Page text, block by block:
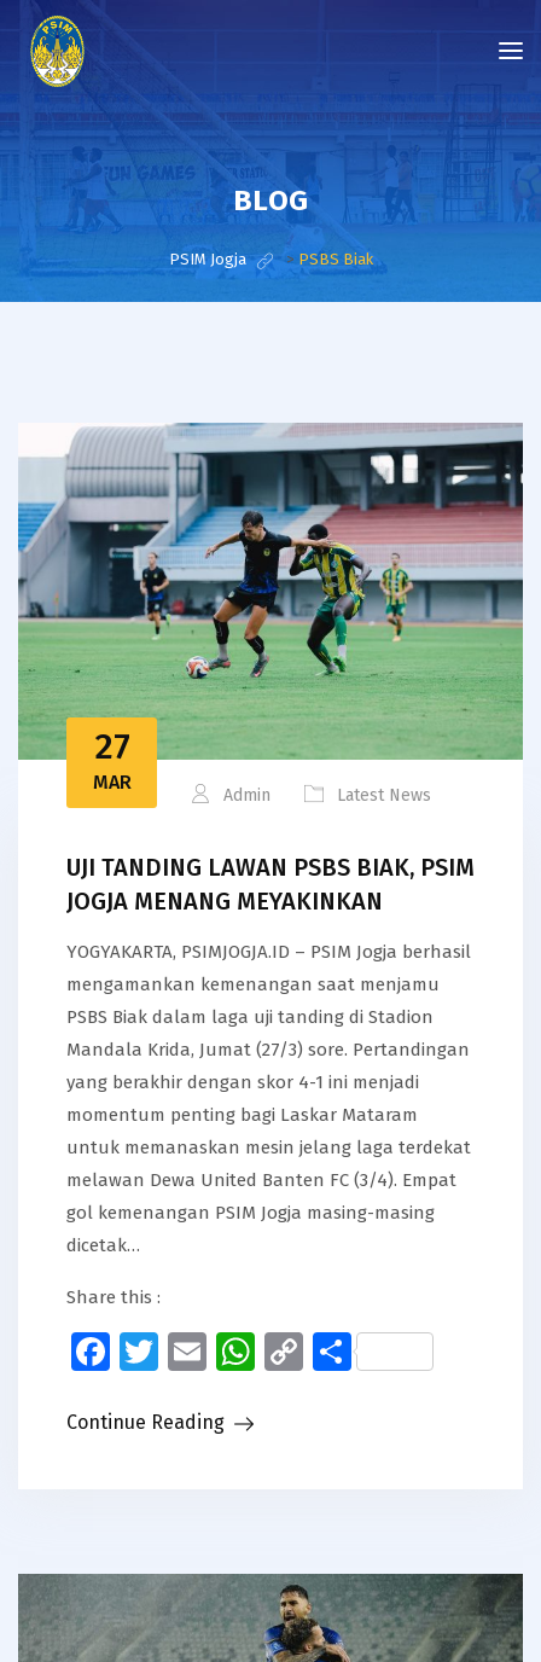
BLOG
PSIM Jogja > PSBS Biak
27
MAR
Admin Latest News
UJI TANDING LAWAN PSBS BIAK, PSIM
JOGJA MENANG MEYAKINKAN
YOGYAKARTA, PSIMJOGJA.ID – PSIM Jogja berhasil
mengamankan kemenangan saat menjamu
PSBS Biak dalam laga uji tanding di Stadion
Mandala Krida, Jumat (27/3) sore. Pertandingan
yang berakhir dengan skor 4-1 ini menjadi
momentum penting bagi Laskar Mataram
untuk memanaskan mesin jelang laga terdekat
melawan Dewa United Banten FC (3/4). Empat
gol kemenangan PSIM Jogja masing-masing
dicetak…
Share this :
Facebook
Twitter
EmailWhatsApp
CopyShare
Continue Reading